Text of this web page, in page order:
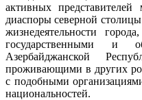
активных представителей
диаспоры северной
жизнедеятельности
государственными и
Азербайджанской
проживающими в других
с подобными
национальностей.